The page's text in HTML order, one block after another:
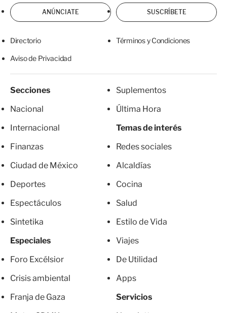
ANÚNCIATE SUSCRÍBETE
Directorio Términos y Condiciones
Aviso de Privacidad
Secciones
Nacional
Internacional
Finanzas
Ciudad de México
Deportes
Espectáculos
Sintetika
Especiales
Foro Excélsior
Crisis ambiental
Franja de Gaza
Suplementos
Última Hora
Temas de interés
Redes sociales
Alcaldías
Cocina
Salud
Estilo de Vida
Viajes
De Utilidad
Apps
Servicios